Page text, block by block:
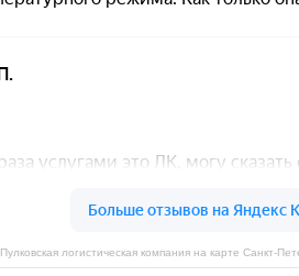
Пулковская логистическая компания на карте